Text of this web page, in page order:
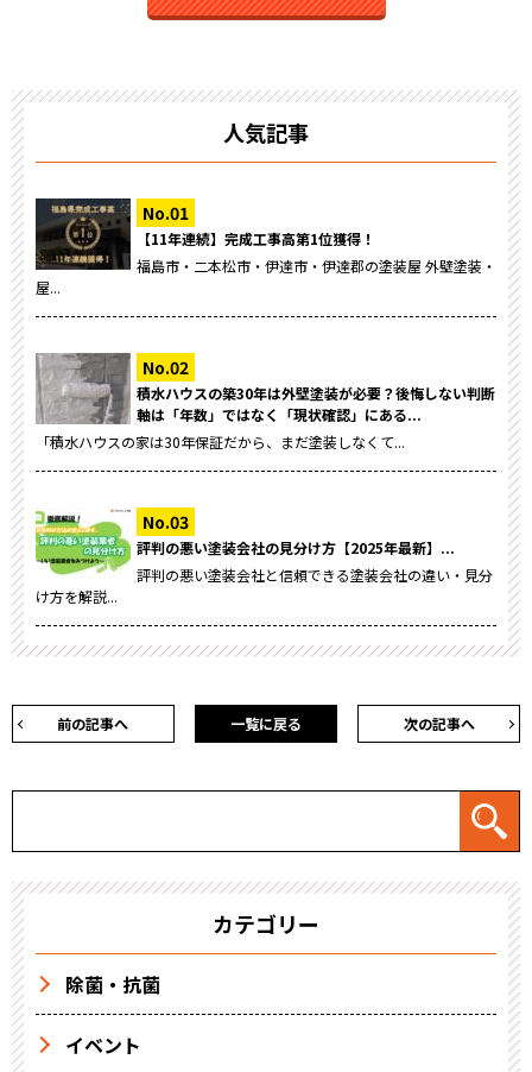
人気記事
【11年連続】完成工事高第1位獲得！
福島市・二本松市・伊達市・伊達郡の塗装屋 外壁塗装・
屋...
積水ハウスの築30年は外壁塗装が必要？後悔しない判断
軸は「年数」ではなく「現状確認」にある...
「積水ハウスの家は30年保証だから、まだ塗装しなくて...
評判の悪い塗装会社の見分け方【2025年最新】...
評判の悪い塗装会社と信頼できる塗装会社の違い・見分
け方を解説...
前の記事へ 次の記事へ
一覧に戻る
カテゴリー
除菌・抗菌
イベント